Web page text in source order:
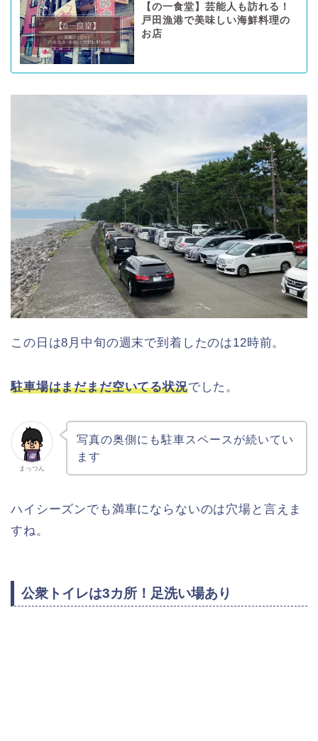
【の一食堂】芸能人も訪れる！
戸田漁港で美味しい海鮮料理の
お店
この日は8月中旬の週末で到着したのは12時前。
駐車場はまだまだ空いてる状況でした。
まっつん
写真の奥側にも駐車スペースが続いてい
ます
ハイシーズンでも満車にならないのは穴場と言えま
すね。
公衆トイレは3カ所！足洗い場あり